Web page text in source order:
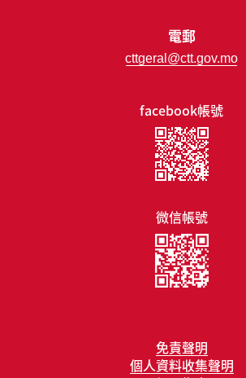
免責聲明
個人資料收集聲明
facebook帳號
微信帳號
電郵
cttgeral@ctt.gov.mo